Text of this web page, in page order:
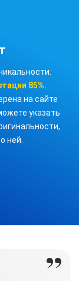
85%.
на сайте
указать
ней.